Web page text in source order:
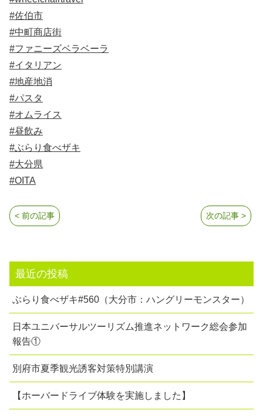
#佐伯市
#中町商店街
#ファニーズベラベーラ
#イタリアン
#地産地消
#パスタ
#オムライス
#昼飲み
#ぶらり食べザキ
#大分県
#OITA
次の記事 >
< 前の記事
最近の投稿
ぶらり食べザキ#560（大分市：ハングリーモンスター）
日本ユニバーサルツーリズム推進ネットワーク総会参加
報告①
別府市夏季観光誘客対策特別講演
【ホーバードライブ体験を実施しました】